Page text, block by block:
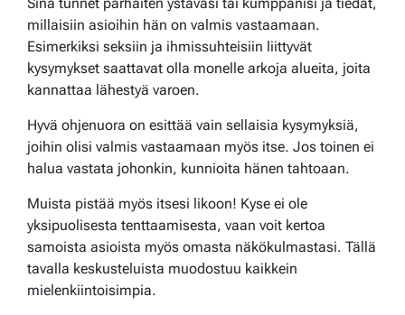
millaisiin asioihin hän on valmis vastaamaan.
Esimerkiksi seksiin ja ihmissuhteisiin liittyvät
kysymykset saattavat olla monelle arkoja alueita, joita
kannattaa lähestyä varoen.
Hyvä ohjenuora on esittää vain sellaisia kysymyksiä,
joihin olisi valmis vastaamaan myös itse. Jos toinen ei
halua vastata johonkin, kunnioita hänen tahtoaan.
Muista pistää myös itsesi likoon! Kyse ei ole
yksipuolisesta tenttaamisesta, vaan voit kertoa
samoista asioista myös omasta näkökulmastasi. Tällä
tavalla keskusteluista muodostuu kaikkein
mielenkiintoisimpia.